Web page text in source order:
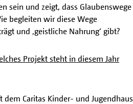
sein und zeigt, dass Glaubenswege
begleiten wir diese Wege
und ‚geistliche Nahrung‘ gibt?
Projekt steht in diesem Jahr
Caritas Kinder- und Jugendhaus